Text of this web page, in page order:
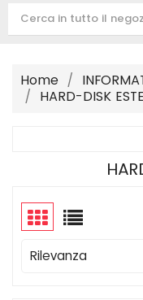
Home
HARD-DISK
Rilevanza